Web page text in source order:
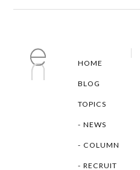
HOME
BLOG
TOPICS
NEWS
COLUMN
RECRUIT